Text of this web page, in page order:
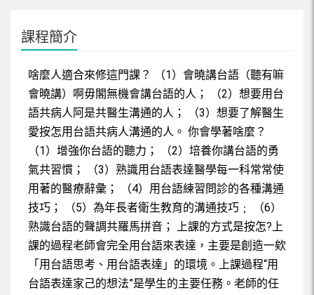
蔡美慧
2-1肺炎 Sub TwMed NOLMH
蔡美慧
課程簡介
啥麼人適合來修這門課？ （1）會曉講台語（聽有嘛
會曉講）啊毋閣無機會講台語的人； （2）想要用台
語共病人阿是共醫生溝通的人； （3）想要了解醫生
愛按怎用台語共病人溝通的人。 你會學著啥麼？
（1）增強你台語的聽力； （2）培養你講台語的勇
氣共習慣； （3）熟識用台語表達醫學每一科常常使
用著的醫療辭彙； （4）用台語練習問診的各種溝通
技巧； （5）為年長者衛生教育的溝通技巧﹔ （6）
熟識台語的聲調共羅馬拼音； 上課的方式是按怎?上
課的過程老師會完全用台語來表達，主要是創造一欸
「用台語思考、用台語表達」的環境。上課過程“用
台語表達家己的想法”是學生的主要任務。老師的任